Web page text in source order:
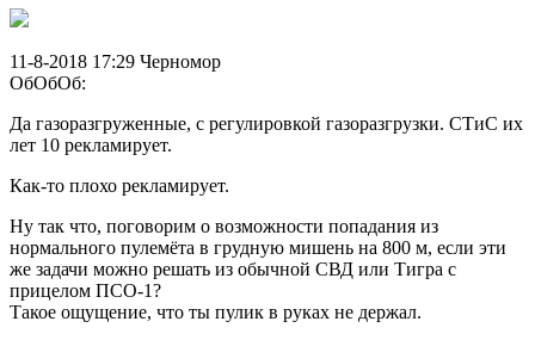
11-8-2018 17:29 Черномор
ОбОбОб:
Да газоразгруженные, с регулировкой газоразгрузки. СТиС их
лет 10 рекламирует.
Как-то плохо рекламирует.
Ну так что, поговорим о возможности попадания из
нормального пулемёта в грудную мишень на 800 м, если эти
же задачи можно решать из обычной СВД или Тигра с
прицелом ПСО-1?
Такое ощущение, что ты пулик в руках не держал.